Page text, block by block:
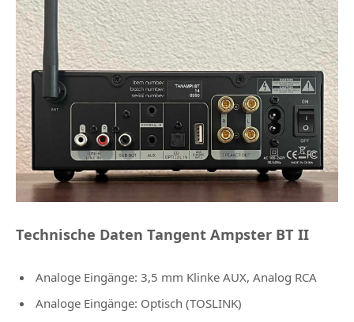
Technische Daten Tangent Ampster BT II
Analoge Eingänge: 3,5 mm Klinke AUX, Analog RCA
Analoge Eingänge: Optisch (TOSLINK)